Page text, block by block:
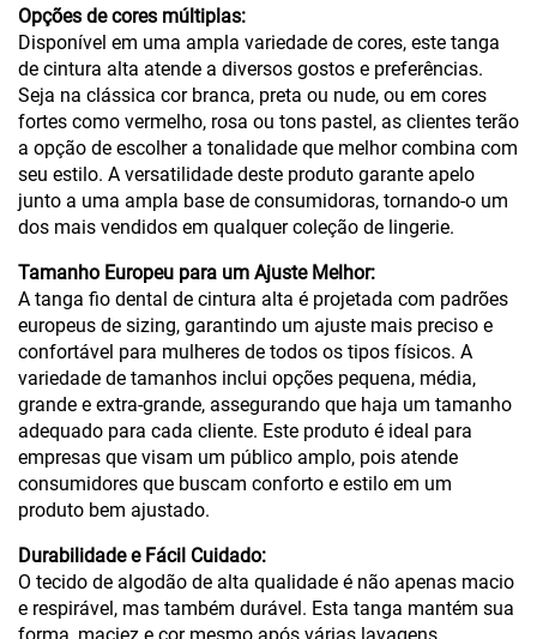
Opções de cores múltiplas:
Disponível em uma ampla variedade de cores, este tanga
de cintura alta atende a diversos gostos e preferências.
Seja na clássica cor branca, preta ou nude, ou em cores
fortes como vermelho, rosa ou tons pastel, as clientes terão
a opção de escolher a tonalidade que melhor combina com
seu estilo. A versatilidade deste produto garante apelo
junto a uma ampla base de consumidoras, tornando-o um
dos mais vendidos em qualquer coleção de lingerie.
Tamanho Europeu para um Ajuste Melhor:
A tanga fio dental de cintura alta é projetada com padrões
europeus de sizing, garantindo um ajuste mais preciso e
confortável para mulheres de todos os tipos físicos. A
variedade de tamanhos inclui opções pequena, média,
grande e extra-grande, assegurando que haja um tamanho
adequado para cada cliente. Este produto é ideal para
empresas que visam um público amplo, pois atende
consumidores que buscam conforto e estilo em um
produto bem ajustado.
Durabilidade e Fácil Cuidado:
O tecido de algodão de alta qualidade é não apenas macio
e respirável, mas também durável. Esta tanga mantém sua